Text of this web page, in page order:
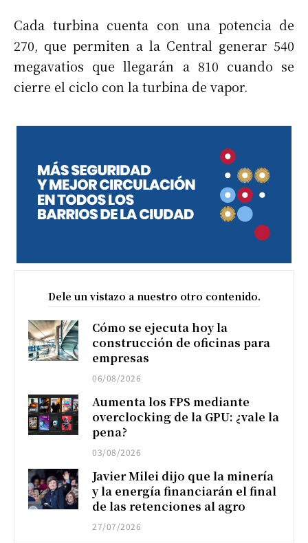
Cada turbina cuenta con una potencia de
270, que permiten a la Central generar 540
megavatios que llegarán a 810 cuando se
cierre el ciclo con la turbina de vapor.
Dele un vistazo a nuestro otro contenido.
Cómo se ejecuta hoy la
construcción de oficinas para
empresas
06/08/2026
Aumenta los FPS mediante
overclocking de la GPU: ¿vale la
pena?
03/08/2026
Javier Milei dijo que la minería
y la energía financiarán el final
de las retenciones al agro
27/07/2026